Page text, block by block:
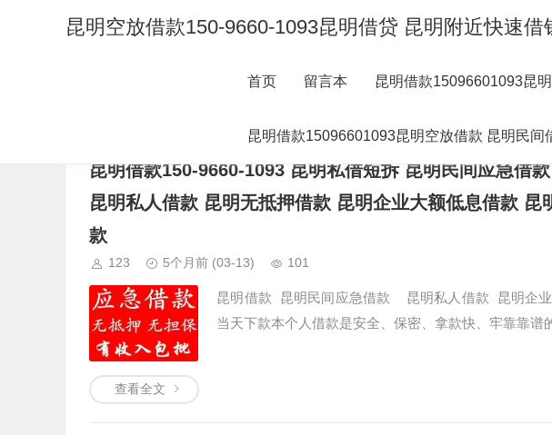
昆明空放借款150-9660-1093昆明借贷 昆明附近快速
首页 留言本 昆明借款15096601093昆
昆明借款15096601093昆明空放借款 昆明民
昆明借款150-9660-1093 昆明私借短拆 昆明民间应急借
昆明私人借款 昆明无抵押借款 昆明企业大额低息借款 昆
款
123 5个月前 (03-13) 101
昆明借款 昆明民间应急借款 昆明私人借款 昆明企
当天下款本个人借款是安全、保密、拿款快、牢靠靠
查看全文